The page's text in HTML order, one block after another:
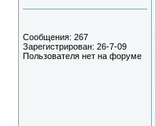
Сообщения: 267
Зарегистрирован: 26-7-09
Пользователя нет на форуме